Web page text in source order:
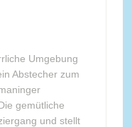
Umgebung
Abstecher zum
gemütliche
und stellt